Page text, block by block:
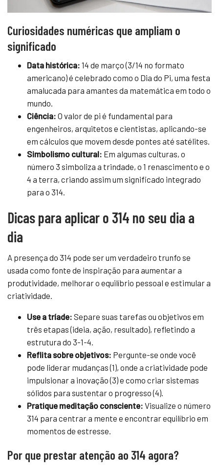
Curiosidades numéricas que ampliam o
significado
Data histórica: 14 de março (3/14 no formato
americano) é celebrado como o Dia do Pi, uma festa
amalucada para amantes da matemática em todo o
mundo.
Ciência: O valor de pi é fundamental para
engenheiros, arquitetos e cientistas, aplicando-se
em cálculos que movem desde pontes até satélites.
Simbolismo cultural: Em algumas culturas, o
número 3 simboliza a trindade, o 1 renascimento e o
4 a terra, criando assim um significado integrado
para o 314.
Dicas para aplicar o 314 no seu dia a
dia
A presença do 314 pode ser um verdadeiro trunfo se
usada como fonte de inspiração para aumentar a
produtividade, melhorar o equilíbrio pessoal e estimular a
criatividade.
Use a tríade: Separe suas tarefas ou objetivos em
três etapas (ideia, ação, resultado), refletindo a
estrutura do 3-1-4.
Reflita sobre objetivos: Pergunte-se onde você
pode liderar mudanças (1), onde a criatividade pode
impulsionar a inovação (3) e como criar sistemas
sólidos para sustentar o progresso (4).
Pratique meditação consciente: Visualize o número
314 para centrar a mente e encontrar equilíbrio em
momentos de estresse.
Por que prestar atenção ao 314 agora?